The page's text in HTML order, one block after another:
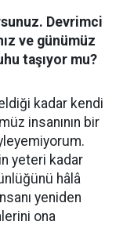
Devrimci
ve günümüz
taşıyor mu?
kadar kendi
insanının bir
yeteri kadar
hâlâ
yeniden
ona